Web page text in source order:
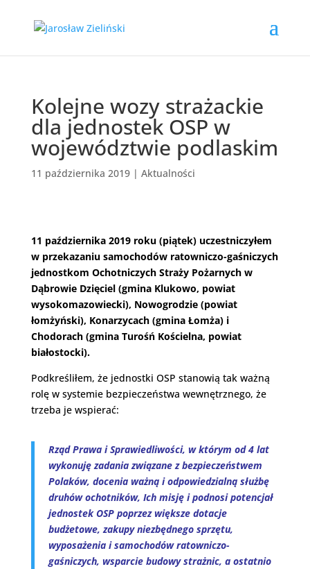
Kolejne wozy strażackie
dla jednostek OSP w
województwie podlaskim
11 października 2019| Aktualności
11 października 2019 roku (piątek) uczestniczyłem
w przekazaniu samochodów ratowniczo-gaśniczych
jednostkom Ochotniczych Straży Pożarnych w
Dąbrowie Dzięciel (gmina Klukowo, powiat
wysokomazowiecki), Nowogrodzie (powiat
łomżyński), Konarzycach (gmina Łomża) i
Chodorach (gmina Turośń Kościelna, powiat
białostocki).
Podkreśliłem, że jednostki OSP stanowią tak ważną
rolę w systemie bezpieczeństwa wewnętrznego, że
trzeba je wspierać:
Rząd Prawa i Sprawiedliwości, w którym od 4 lat
wykonuję zadania związanez bezpieczeństwem
Polaków, docenia ważną i odpowiedzialną służbę
druhów ochotników, Ich misję i podnosi potencjał
jednostek OSP poprzez większe dotacje
budżetowe, zakupy niezbędnego sprzętu,
wyposażenia i samochodów ratowniczo-
gaśniczych, wsparcie budowy strażnic, a ostatnio